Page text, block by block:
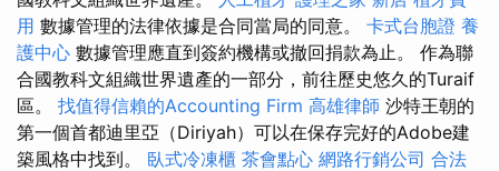
用 數據管理的法律依據是合同當局的同意。 卡式台胞證 養
護中心 數據管理應直到簽約機構或撤回捐款為止。 作為聯
合國教科文組織世界遺產的一部分，前往歷史悠久的Turaif
區。 找值得信賴的Accounting Firm 高雄律師 沙特王朝的
第一個首都迪里亞（Diriyah）可以在保存完好的Adobe建
築風格中找到。 臥式冷凍櫃 茶會點心 網路行銷公司 合法